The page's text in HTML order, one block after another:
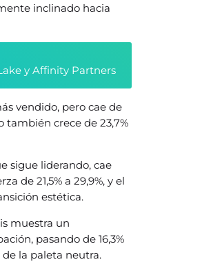
inclinado hacia
y Affinity Partners
vendido, pero cae de
también crece de 23,7%
sigue liderando, cae
de 21,5% a 29,9%, y el
estética.
muestra un
pasando de 16,3%
la paleta neutra.